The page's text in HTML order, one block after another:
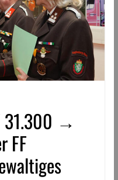
31.300 →
FF